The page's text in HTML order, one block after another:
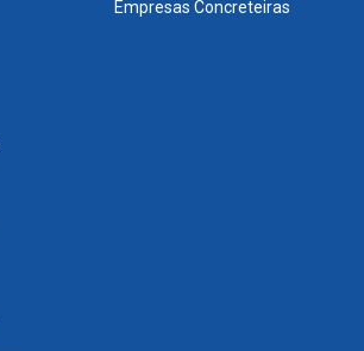
Empresas Concreteiras